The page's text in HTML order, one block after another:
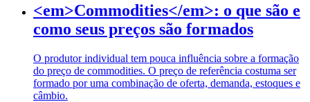
<em>Commodities</em>: o que são e
como seus preços são formados
O produtor individual tem pouca influência sobre a formação
do preço de commodities. O preço de referência costuma ser
formado por uma combinação de oferta, demanda, estoques e
câmbio.